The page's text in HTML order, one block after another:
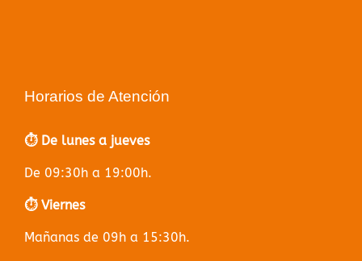
Horarios de Atención
⏱️ De lunes a jueves
De 09:30h a 19:00h.
⏱️ Viernes
Mañanas de 09h a 15:30h.